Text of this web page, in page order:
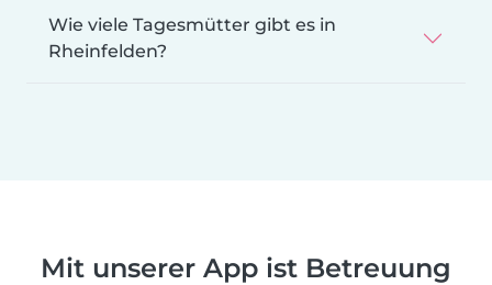
Wie viele Tagesmütter gibt es in
Rheinfelden?
Mit unserer App ist Betreuung